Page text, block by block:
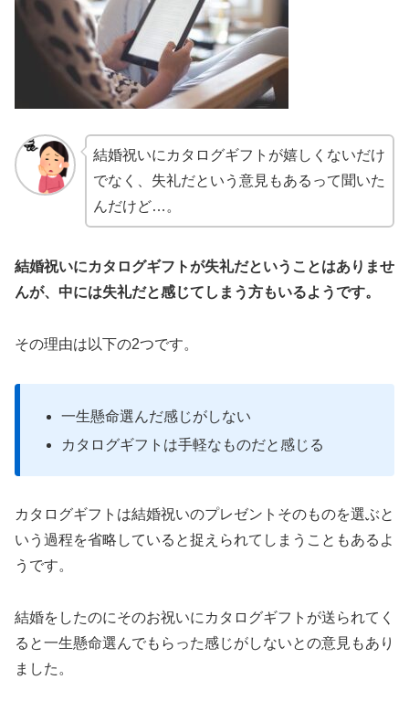
結婚祝いにカタログギフトが嬉しくないだけ
でなく、失礼だという意見もあるって聞いた
んだけど…。
結婚祝いにカタログギフトが失礼だということはありませ
んが、中には失礼だと感じてしまう方もいるようです。
その理由は以下の2つです。
一生懸命選んだ感じがしない
カタログギフトは手軽なものだと感じる
カタログギフトは結婚祝いのプレゼントそのものを選ぶと
いう過程を省略していると捉えられてしまうこともあるよ
うです。
結婚をしたのにそのお祝いにカタログギフトが送られてく
ると一生懸命選んでもらった感じがしないとの意見もあり
ました。